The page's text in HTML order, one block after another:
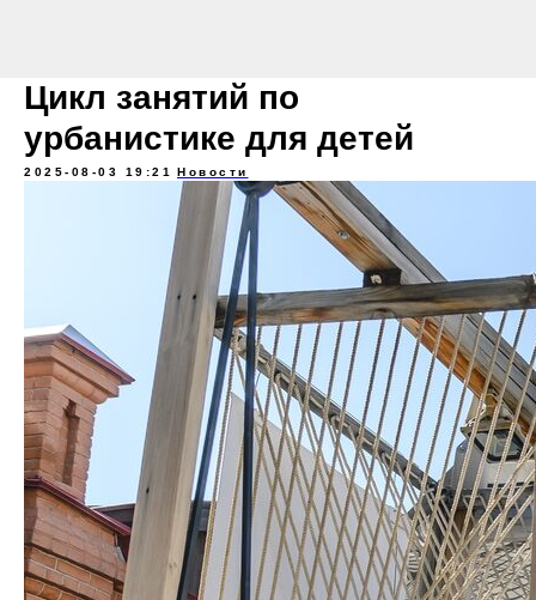
Цикл занятий по
урбанистике для детей
2025-08-03 19:21 Новости